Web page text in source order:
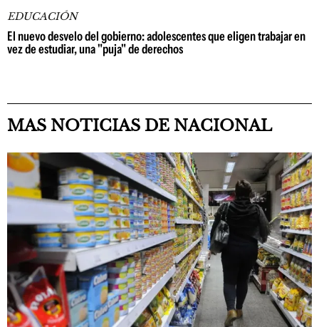
EDUCACIÓN
El nuevo desvelo del gobierno: adolescentes que eligen trabajar en
vez de estudiar, una "puja" de derechos
MAS NOTICIAS DE NACIONAL